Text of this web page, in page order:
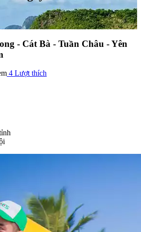
- Cát Bà - Tuần Châu - Yên
4 Lượt thích